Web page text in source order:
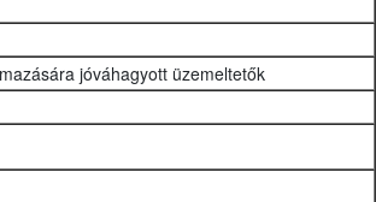
jóváhagyott üzemeltetők